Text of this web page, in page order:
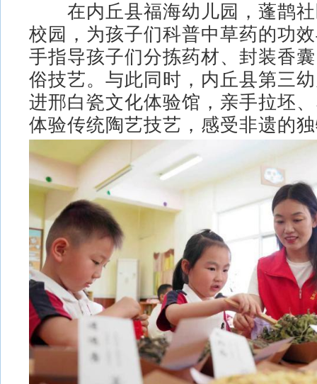
在内丘县福海幼儿园，蓬鹊社
校园，为孩子们科普中草药的功
手指导孩子们分拣药材、封装香
俗技艺。与此同时，内丘县第三
进邢白瓷文化体验馆，亲手拉坯
体验传统陶艺技艺，感受非遗的